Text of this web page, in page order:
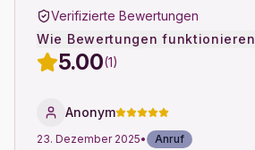
Verifizierte Bewertungen
Wie Bewertungen funktionieren
5.00(1)
Anonym
23. Dezember 2025• Anruf